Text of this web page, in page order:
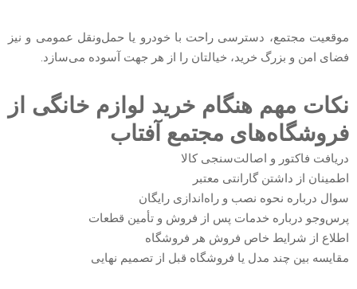
موقعیت مجتمع، دسترسی راحت با خودرو یا حمل‌ونقل عمومی و نیز
فضای امن و بزرگ خرید، خیالتان را از هر جهت آسوده می‌سازد.
نکات مهم هنگام خرید لوازم خانگی از
فروشگاه‌های مجتمع آفتاب
دریافت فاکتور و اصالت‌سنجی کالا
اطمینان از داشتن گارانتی معتبر
سوال درباره نحوه نصب و راه‌اندازی رایگان
پرس‌وجو درباره خدمات پس از فروش و تأمین قطعات
اطلاع از شرایط خاص فروش هر فروشگاه
مقایسه بین چند مدل یا فروشگاه قبل از تصمیم نهایی